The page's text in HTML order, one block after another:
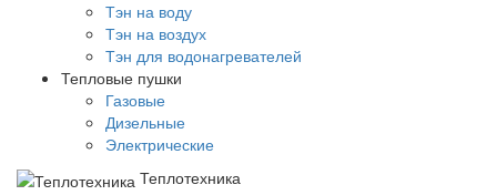
Тэн на воду
Тэн на воздух
Тэн для водонагревателей
Тепловые пушки
Газовые
Дизельные
Электрические
Теплотехника